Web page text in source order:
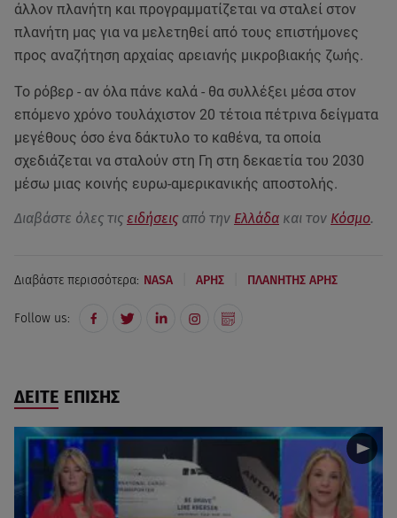
άλλον πλανήτη και προγραμματίζεται να σταλεί στον
πλανήτη μας για να μελετηθεί από τους επιστήμονες
προς αναζήτηση αρχαίας αρειανής μικροβιακής ζωής.
Το ρόβερ - αν όλα πάνε καλά - θα συλλέξει μέσα στον
επόμενο χρόνο τουλάχιστον 20 τέτοια πέτρινα δείγματα
μεγέθους όσο ένα δάκτυλο το καθένα, τα οποία
σχεδιάζεται να σταλούν στη Γη στη δεκαετία του 2030
μέσω μιας κοινής ευρω-αμερικανικής αποστολής.
Διαβάστε όλες τις ειδήσεις από την Ελλάδα και τον Κόσμο.
Διαβάστε περισσότερα: NASA ΑΡΗΣ ΠΛΑΝΗΤΗΣ ΑΡΗΣ
Follow us:
ΔΕΙΤΕ ΕΠΙΣΗΣ